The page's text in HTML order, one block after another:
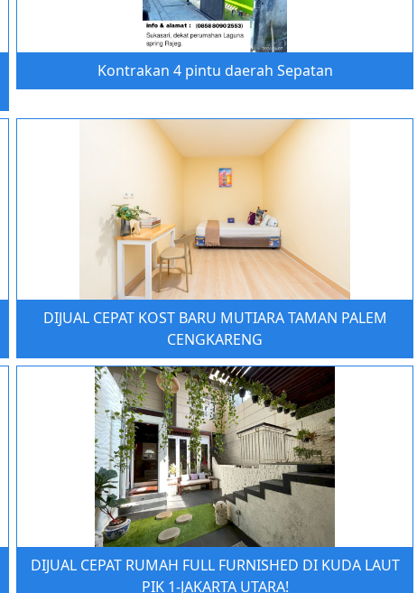
Kontrakan 4 pintu daerah Sepatan
DIJUAL CEPAT KOST BARU MUTIARA TAMAN PALEM
CENGKARENG
DIJUAL CEPAT RUMAH FULL FURNISHED DI KUDA LAUT
PIK 1-JAKARTA UTARA!